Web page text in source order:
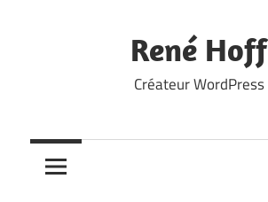
René Hoff
Créateur WordPress